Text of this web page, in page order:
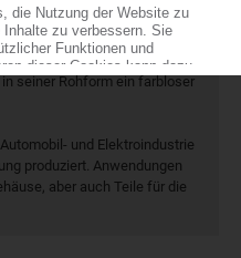
Copolymer) ist ein
seiner Rohform ein farbloser
und Elektroindustrie
produziert. Anwendungen
aber auch Teile für die